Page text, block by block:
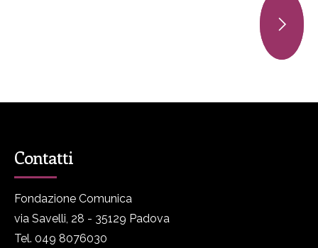
Contatti
Fondazione Comunica
via Savelli, 28 - 35129 Padova
Tel. 049 8076030